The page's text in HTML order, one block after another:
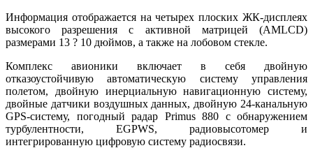
Информация отображается на четырех плоских ЖК-дисплеях
высокого разрешения с активной матрицей (AMLCD)
размерами 13 ? 10 дюймов, а также на лобовом стекле.
Комплекс авионики включает в себя двойную
отказоустойчивую автоматическую систему управления
полетом, двойную инерциальную навигационную систему,
двойные датчики воздушных данных, двойную 24-канальную
GPS-систему, погодный радар Primus 880 с обнаружением
турбулентности, EGPWS, радиовысотомер и
интегрированную цифровую систему радиосвязи.